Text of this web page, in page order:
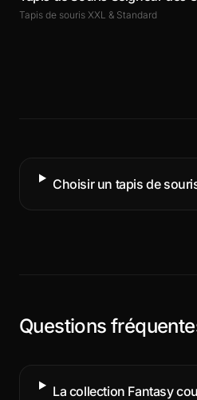
Tapis de souris XXL & Standard
Choisir un tapis de
Questions
La collection Fantasy